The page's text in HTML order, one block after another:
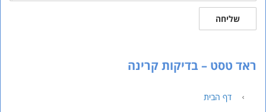
שליחה
ראד טסט – בדיקות קרינה
דף הבית